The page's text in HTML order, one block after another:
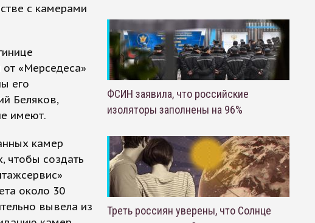
с камерами
«Мерседеса»
его
Беляков,
имеют.
камер
чтобы создать
около 30
вывела из
ФСИН заявила, что российские
изоляторы заполнены на 96%
Треть россиян уверены, что Солнце